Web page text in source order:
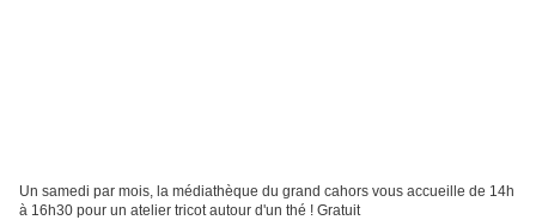
Un samedi par mois, la médiathèque du grand cahors vous accueille de 14h
à 16h30 pour un atelier tricot autour d'un thé ! Gratuit